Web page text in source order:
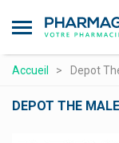
au
principal
Compléments
Accueil Depot
DEPOT THE
Cipurette
Cleany Baby
Clearblue Tests
Clyde For Men